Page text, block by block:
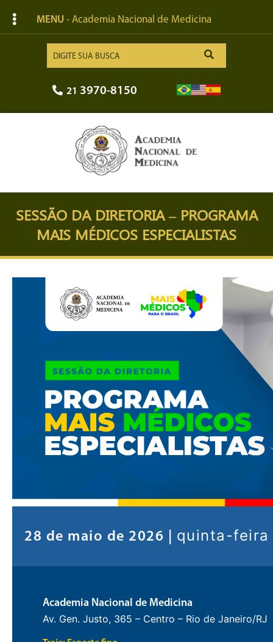
MENU - Academia Nacional de Medicina
21 3970-8150
SESSÃO DA DIRETORIA – PROGRAMA
MAIS MÉDICOS ESPECIALISTAS
28 de maio de 2026 | quinta-feira
Academia Nacional de Medicina
Av. Gen. Justo, 365 – Centro – Rio de Janeiro/RJ